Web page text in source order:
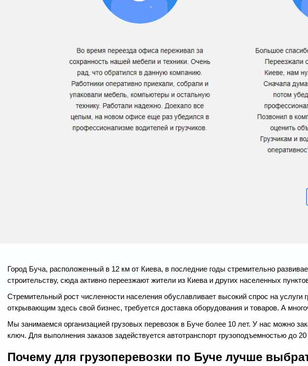
Город Буча, расположенный в 12 км от Киева, в последние годы стремительно
строительству, сюда активно переезжают жители из Киева и других населенных
Стремительный рост численности населения обуславливает высокий спрос на
открывающим здесь свой бизнес, требуется доставка оборудования и товаров. А
Мы занимаемся организацией грузовых перевозок в Буче более 10 лет. У нас можно
ключ. Для выполнения заказов задействуется автотранспорт грузоподъемностью до
Почему для грузоперевозки по Буче лучше